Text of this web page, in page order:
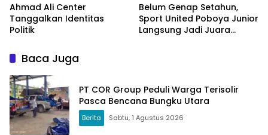
Ahmad Ali Center
Tanggalkan Identitas
Politik
Belum Genap Setahun,
Sport United Poboya Junior
Langsung Jadi Juara
Baca Juga
PT COR Group Peduli Warga Terisolir
Pasca Bencana Bungku Utara
Berita Sabtu, 1 Agustus 2026